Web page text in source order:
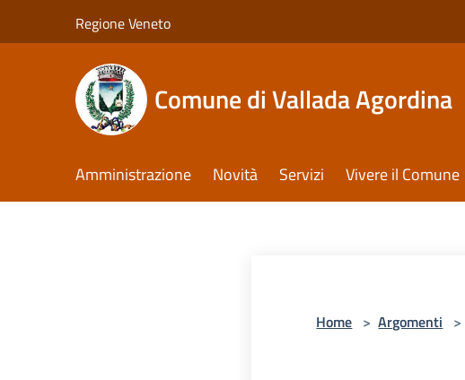
Regione Veneto
Comune di Vallada Agordina
Amministrazione Novità Servizi Vivere il Comune
Home > Argomenti >